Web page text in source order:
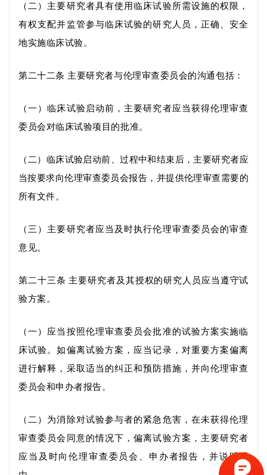
（二）主要研究者具有使用临床试验所需设施的权限，
有权支配并监管参与临床试验的研究人员，正确、安全
地实施临床试验。
第二十二条 主要研究者与伦理审查委员会的沟通包括：
（一）临床试验启动前，主要研究者应当获得伦理审查
委员会对临床试验项目的批准。
（二） 临床试验启动前、过程中和结束后，主要研究者应
当按要求向伦理审查委员会报告，并提供伦理审查需要的
所有文件。
（三）主要研究者应当及时执行伦理审查委员会的审查
意见。
第二十三条 主要研究者及其授权的研究人员应当遵守试
验方案。
（一）应当按照伦理审查委员会批准的试验方案实施临
床试验。如偏离试验方案，应当记录， 对重要方案偏离
进行解释 ， 采取适当的纠正和预防措施， 并向伦理审查
委员会和申办者报告。
（二）为消除对试验参与者的紧急危害，在未获得伦理
审查委员会同意的情况下，偏离试验方案， 主要研究者
应当及时向伦理审查委员会、申办者报告，并说明理